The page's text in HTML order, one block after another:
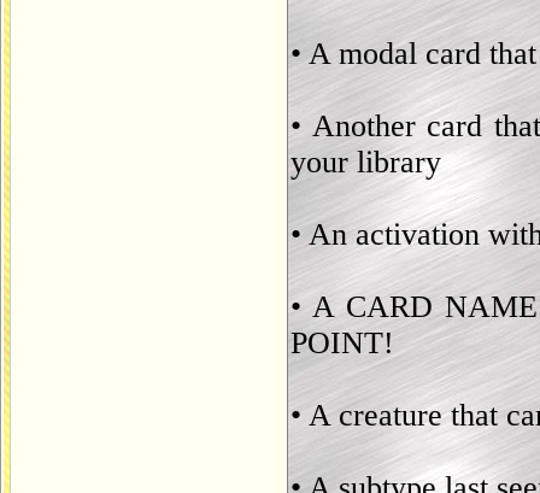
• A modal card
• Another card
your library
• An activation
• A CARD
POINT!
• A creature that